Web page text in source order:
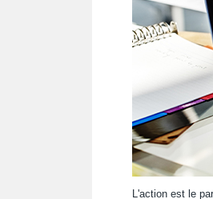
L'action est le